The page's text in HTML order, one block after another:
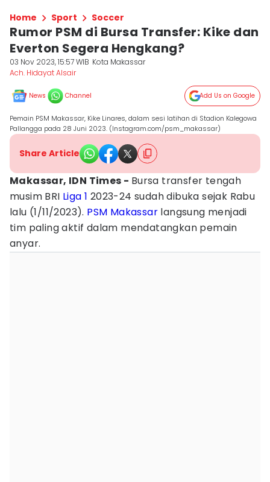
Home Sport Soccer
Rumor PSM di Bursa Transfer: Kike dan
Everton Segera Hengkang?
03 Nov 2023, 15:57 WIB Kota Makassar
Ach. Hidayat Alsair
News Channel Add Us on Google
Pemain PSM Makassar, Kike Linares, dalam sesi latihan di Stadion Kalegowa
Pallangga pada 28 Juni 2023. (Instagram.com/psm_makassar)
Share Article
Makassar, IDN Times - Bursa transfer tengah
musim BRI Liga 1 2023-24 sudah dibuka sejak Rabu
lalu (1/11/2023). PSM Makassar langsung menjadi
tim paling aktif dalam mendatangkan pemain
anyar.